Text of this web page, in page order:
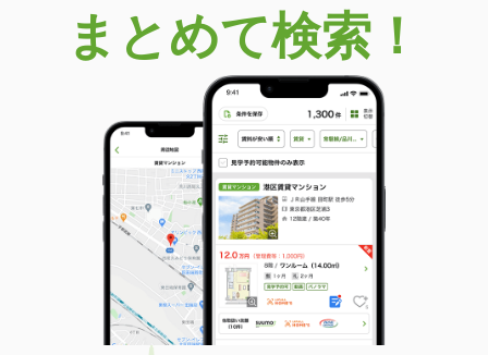
愛知県名古屋市千種区今池５
価 格
8.70万円
愛知県名古屋市千種区今池５
32.85m²
間取り
1LDK
愛知県高浜市論地町３
価 格
4.60万円
住 所
愛知県高浜市論地町３
専有面積 36m²
間取り
2DK
愛知県名古屋市東区泉３
まとめて検索！